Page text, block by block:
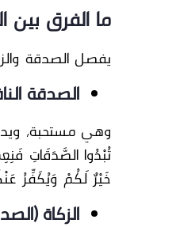
ما الفرق بين
يفصلالصدقة
الصدقة
وهي مستحبة،
تُبْدُوا الصَّدَقَاتِ
خَيْرٌ لَكُمْ وَيُكَفِّرُ
الزكاة